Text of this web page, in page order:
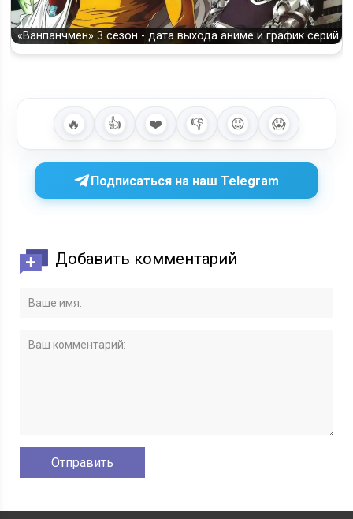
«Ванпанчмен» 3 сезон - дата выхода аниме и график серий
🔥 👍 ❤️ 👎 😡 😱
Подписаться на наш Telegram
Добавить комментарий